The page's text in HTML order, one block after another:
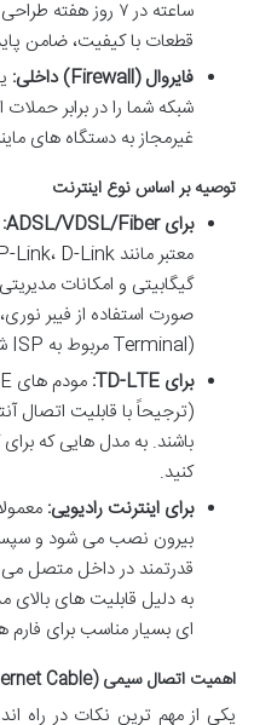
ساعته در ۷ روز
قطعات با کیفیت، ضامن
فایروال (Firewall) داخلی:
شبکه شما را در برابر
غیرمجاز به دستگاه های
توصیه بر اساس نوع اینترنت
برای ADSL/VDSL/Fiber:
گیگابیتی و امکانات
Terminal) مربوط به ISP شما نیز اهمیت دارد.
برای TD-LTE:
(ترجیحاً با قابلیت اتصال
باشند. به مدل هایی که
کنید.
برای اینترنت رادیویی:
بیرون نصب می شود و سپس
به دلیل قابلیت های بالای
ای بسیار مناسب برای فارم
اهمیت اتصال سیمی (Ethernet Cable)
یکی از مهم ترین نکات در راه